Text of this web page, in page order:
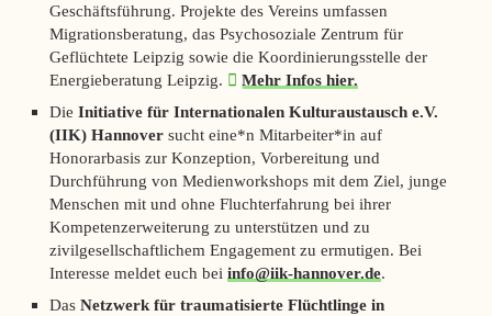
Geschäftsführung. Projekte des Vereins umfassen
Migrationsberatung, das Psychosoziale Zentrum für
Geflüchtete Leipzig sowie die Koordinierungsstelle der
Energieberatung Leipzig.
Mehr Infos hier.
Die Initiative für Internationalen Kulturaustausch e.V.
(IIK) Hannoversucht eine*n Mitarbeiter*in auf
Honorarbasis zur Konzeption, Vorbereitung und
Durchführung von Medienworkshops mit dem Ziel, junge
Menschen mit und ohne Fluchterfahrung bei ihrer
Kompetenzerweiterung zu unterstützen und zu
zivilgesellschaftlichem Engagement zu ermutigen. Bei
Interesse meldet euch bei info@iik-hannover.de.
Das Netzwerk für traumatisierte Flüchtlinge in